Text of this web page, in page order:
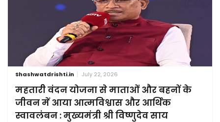
Shashwatdrishti.in July 22, 2026
महतारी वंदन योजना से माताओं और बहनों के
जीवन में आया आत्मविश्वास और आर्थिक
स्वावलंबन : मुख्यमंत्री श्री विष्णुदेव साय